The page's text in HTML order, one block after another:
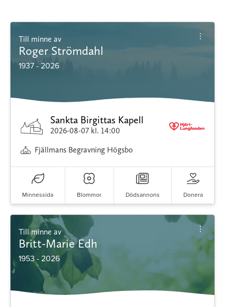
Till minne av
Roger Strömdahl
1937 - 2026
Sankta Birgittas Kapell
2026-08-07 kl. 14:00
Fjällmans Begravning Högsbo
Minnessida Blommor Dödsannons Donera
Till minne av
Britt-Marie Edh
1953 - 2026